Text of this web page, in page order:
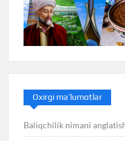
Oxirgi ma’lumotlar
Baliqchilik nimani